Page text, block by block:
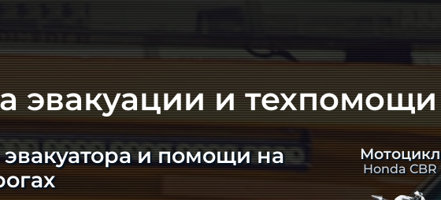
эвакуации и техпомощи
и помощи на
Мотоцикл
Honda CBR